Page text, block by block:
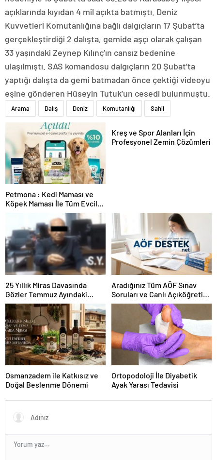
açıklarında kıyıdan 4 mil açıkta batmıştı. Deniz
Kuvvetleri Komutanlığına bağlı dalgıçların 17 Şubat’ta
gerçekleştirdiği 2 dalışta, gemide aşçı olarak çalışan
33 yaşındaki Zeynep Kılınç’ın cansız bedenine
ulaşılmıştı. SAS komandosu dalgıçların 20 Şubat’ta
yaptığı dalışta da gemi batmadan önce çektiği videoyu
eşine gönderen Hüseyin Tutuk’un cesedi bulunmuştu.
Arama Dalış Deniz Komutanlığı Sahil
Petmona : Kedi Maması ve
Köpek Maması İle Tüm Evcil
Kreş ve Spor Alanları İçin
Profesyonel Zemin Çözümleri
25 Yıllık Miras Davasında
Gözler Temmuz Ayındaki
Karar Duruşmasına Çevrildi
Aradığınız Tüm AÖF Sınav
Soruları ve Canlı Açıköğretim
Forumu Burada
Osmanzadem ile Katkısız ve
Doğal Beslenme Dönemi
Ortopodoloji İle Diyabetik
Ayak Yarası Tedavisi